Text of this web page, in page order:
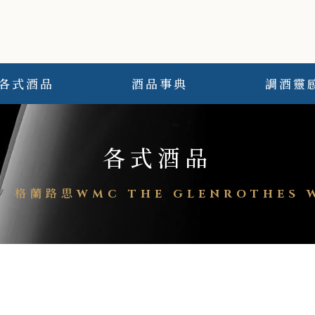
式酒品 酒品事典 調酒靈
各式酒品
格蘭路思WMC THE GLENROTHES